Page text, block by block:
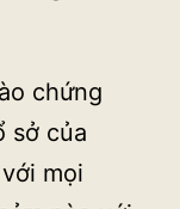
chứng
sở của
mọi